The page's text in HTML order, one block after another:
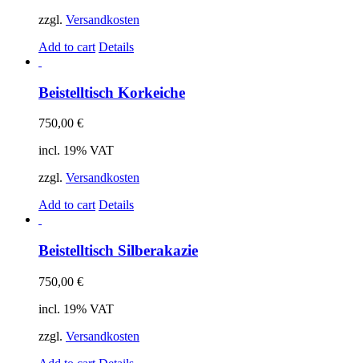
zzgl. Versandkosten
Add to cart Details
Beistelltisch Korkeiche
750,00 €
incl. 19% VAT
zzgl. Versandkosten
Add to cart Details
Beistelltisch Silberakazie
750,00 €
incl. 19% VAT
zzgl. Versandkosten